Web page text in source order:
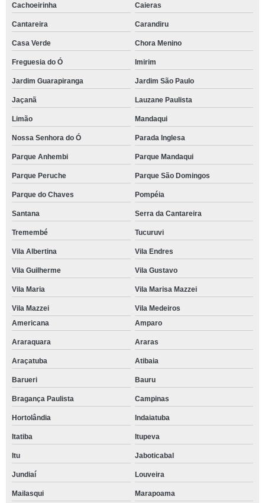
Cachoeirinha Caieras
Cantareira Carandiru
Casa Verde Chora Menino
Freguesia do Ó Imirim
Jardim Guarapiranga Jardim São Paulo
Jaçanã Lauzane Paulista
Limão Mandaqui
Nossa Senhora do Ó Parada Inglesa
Parque Anhembi Parque Mandaqui
Parque Peruche Parque São Domingos
Parque do Chaves Pompéia
Santana Serra da Cantareira
Tremembé Tucuruvi
Vila Albertina Vila Endres
Vila Guilherme Vila Gustavo
Vila Maria Vila Marisa Mazzei
Vila Mazzei
Vila Medeiros
Americana
Amparo
Araraquara Araras
Araçatuba Atibaia
Barueri Bauru
Bragança Paulista Campinas
Hortolândia Indaiatuba
Itatiba Itupeva
Itu Jaboticabal
Jundiaí Louveira
Mailasqui Marapoama